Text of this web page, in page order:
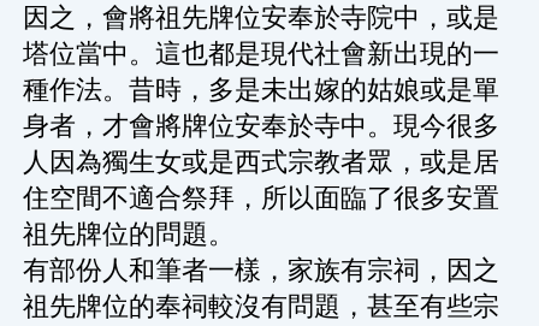
因之，會將祖先牌位安奉於寺院中，或是
塔位當中。這也都是現代社會新出現的一
種作法。昔時，多是未出嫁的姑娘或是單
身者，才會將牌位安奉於寺中。現今很多
人因為獨生女或是西式宗教者眾，或是居
住空間不適合祭拜，所以面臨了很多安置
祖先牌位的問題。
有部份人和筆者一樣，家族有宗祠，因之
祖先牌位的奉祠較沒有問題，甚至有些宗